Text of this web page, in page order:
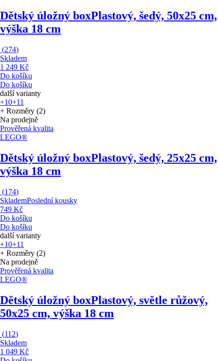
Dětský úložný boxPlastový, šedý, 50x25 cm,
výška 18 cm
(274)
Skladem
1 249 Kč
Do košíku
Do košíku
další varianty
+10+11
+ Rozměry (2)
Na prodejně
Prověřená kvalita
LEGO®
Dětský úložný boxPlastový, šedý, 25x25 cm,
výška 18 cm
(174)
SklademPoslední kousky
749 Kč
Do košíku
Do košíku
další varianty
+10+11
+ Rozměry (2)
Na prodejně
Prověřená kvalita
LEGO®
Dětský úložný boxPlastový, světle růžový,
50x25 cm, výška 18 cm
(112)
Skladem
1 049 Kč